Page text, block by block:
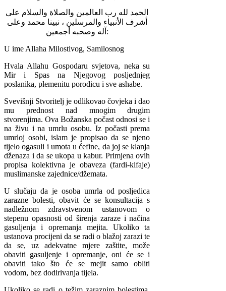
الحمد لله رب العالمين والصلاة والسلام على
أشرف الأنبياء والمرسلين ، نبينا محمد وعلى
آله وصحبه أجمعين:
U ime Allaha Milostivog, Samilosnog
Hvala Allahu Gospodaru svjetova, neka su
Mir i Spas na Njegovog posljednjeg
poslanika, plemenitu porodicu i sve ashabe.
Svevišnji Stvoritelj je odlikovao čovjeka i dao
mu prednost nad mnogim drugim
stvorenjima. Ova Božanska počast odnosi se i
na živu i na umrlu osobu. Iz počasti prema
umrloj osobi, islam je propisao da se njeno
tijelo ogasuli i umota u ćefine, da joj se klanja
dženaza i da se ukopa u kabur. Primjena ovih
propisa kolektivna je obaveza (fardi-kifaje)
muslimanske zajednice/džemata.
U slučaju da je osoba umrla od posljedica
zarazne bolesti, obavit će se konsultacija s
nadležnom zdravstvenom ustanovom o
stepenu opasnosti od širenja zaraze i načina
gasuljenja i opremanja mejita. Ukoliko ta
ustanova procijeni da se radi o blažoj zarazi te
da se, uz adekvatne mjere zaštite, može
obaviti gasuljenje i opremanje, oni će se i
obaviti tako što će se mejit samo obliti
vodom, bez dodirivanja tijela.